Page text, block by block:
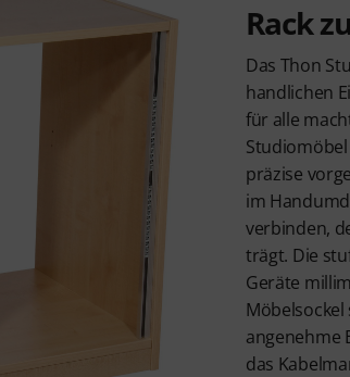
Rack
Das Thon
handlichen
für alle
präzise
im
verbinden,
trägt. Die
Geräte
angenehme
das